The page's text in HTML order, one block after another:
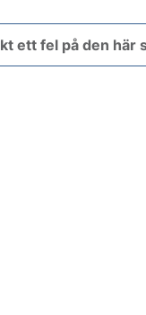
ett fel på den här